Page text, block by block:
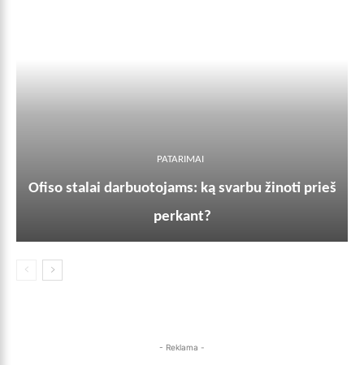
PATARIMAI
Ofiso stalai darbuotojams: ką svarbu žinoti prieš
perkant?
- Reklama -